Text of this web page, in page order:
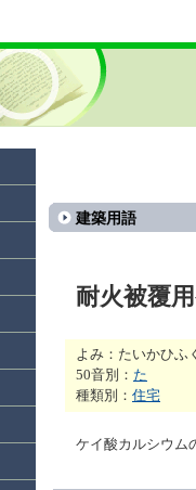
建築用語
耐火被覆
よみ：たいかひふ
50音別： た
種類別： 住宅
ケイ酸カルシウム